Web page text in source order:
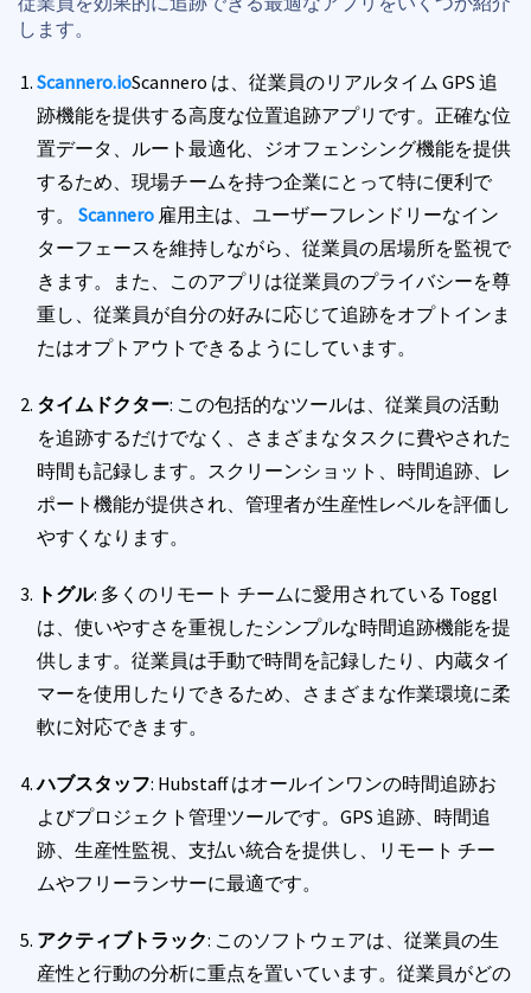
します。
Scannero.ioScannero は、従業員のリアルタイム GPS 追
跡機能を提供する高度な位置追跡アプリです。正確な位
置データ、ルート最適化、ジオフェンシング機能を提供
するため、現場チームを持つ企業にとって特に便利で
す。 Scannero 雇用主は、ユーザーフレンドリーなイン
ターフェースを維持しながら、従業員の居場所を監視で
きます。また、このアプリは従業員のプライバシーを尊
重し、従業員が自分の好みに応じて追跡をオプトインま
たはオプトアウトできるようにしています。
タイムドクター: この包括的なツールは、従業員の活動
を追跡するだけでなく、さまざまなタスクに費やされた
時間も記録します。スクリーンショット、時間追跡、レ
ポート機能が提供され、管理者が生産性レベルを評価し
やすくなります。
トグル: 多くのリモート チームに愛用されている Toggl
は、使いやすさを重視したシンプルな時間追跡機能を提
供します。従業員は手動で時間を記録したり、内蔵タイ
マーを使用したりできるため、さまざまな作業環境に柔
軟に対応できます。
ハブスタッフ: Hubstaff はオールインワンの時間追跡お
よびプロジェクト管理ツールです。GPS 追跡、時間追
跡、生産性監視、支払い統合を提供し、リモート チー
ムやフリーランサーに最適です。
アクティブトラック: このソフトウェアは、従業員の生
産性と行動の分析に重点を置いています。従業員がどの